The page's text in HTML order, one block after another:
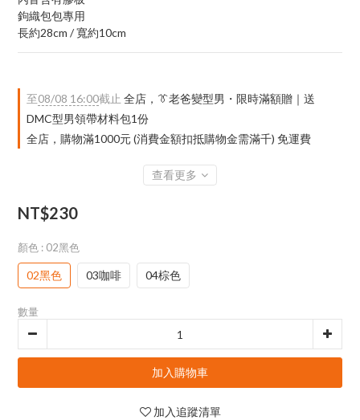
鉤織包包專用
長約28cm / 寬約10cm
至08/08 16:00截止 全店，👔老爸變型男・限時滿額贈｜送
DMC型男領帶材料包1份
全店，購物滿1000元 (消費金額扣抵購物金需滿千) 免運費
查看更多
NT$230
顏色 : 02黑色
02黑色 03咖啡 04棕色
數量
加入購物車
加入追蹤清單